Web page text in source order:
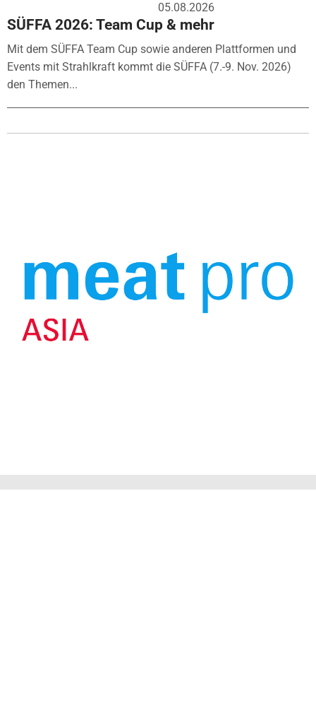
05.08.2026
SÜFFA 2026: Team Cup & mehr
Mit dem SÜFFA Team Cup sowie anderen Plattformen und
Events mit Strahlkraft kommt die SÜFFA (7.-9. Nov. 2026)
den Themen...